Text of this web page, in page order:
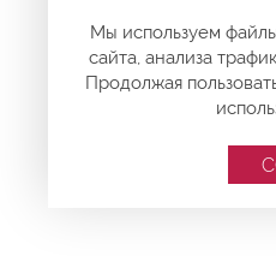
Мы используем
сайта, анализа
Продолжая